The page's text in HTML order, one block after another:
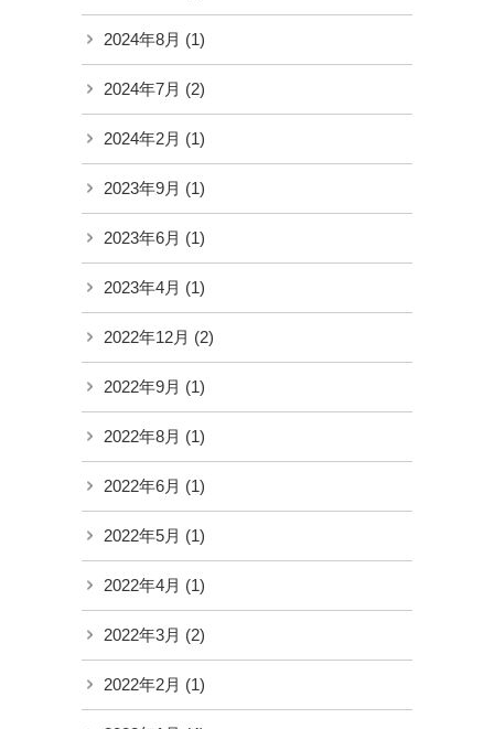
2024年8月 (1)
2024年7月 (2)
2024年2月 (1)
2023年9月 (1)
2023年6月 (1)
2023年4月 (1)
2022年12月 (2)
2022年9月 (1)
2022年8月 (1)
2022年6月 (1)
2022年5月 (1)
2022年4月 (1)
2022年3月 (2)
2022年2月 (1)